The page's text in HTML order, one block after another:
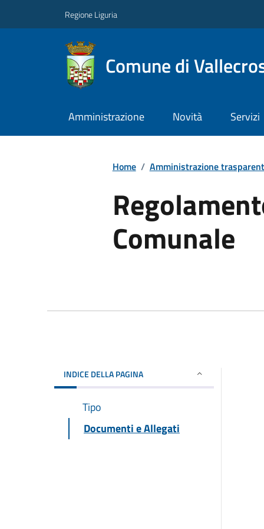
Regione Liguria
Comune di
Amministrazione Novità Servizi
Home / Amministrazione
Comunale
INDICE DELLA PAGINA
Tipo
Documenti e Allegati